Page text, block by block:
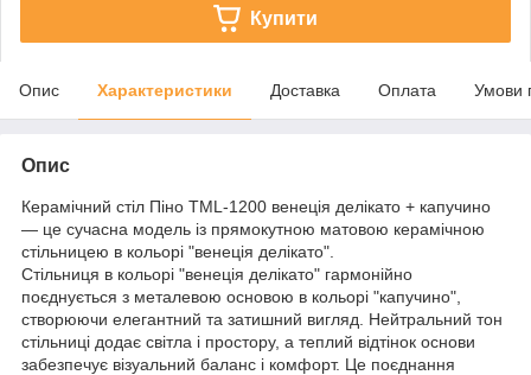
Купити
Опис Характеристики Доставка Оплата Умови
Опис
Керамічний стіл Піно TML-1200 венеція делікато + капучино
— це сучасна модель із прямокутною матовою керамічною
стільницею в кольорі "венеція делікато".
Стільниця в кольорі "венеція делікато" гармонійно
поєднується з металевою основою в кольорі "капучино",
створюючи елегантний та затишний вигляд. Нейтральний тон
стільниці додає світла і простору, а теплий відтінок основи
забезпечує візуальний баланс і комфорт. Це поєднання